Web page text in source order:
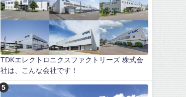
TDKエレクトロニクスファクトリーズ 株式会
社は、こんな会社です！